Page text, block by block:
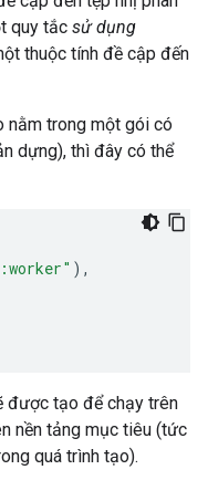
quy tắc sử dụng
thuộc tính đề cập đến
nằm trong một gói có
dựng), thì đây có thể
),
được tạo để chạy trên
nền tảng mục tiêu (tức
quá trình tạo).